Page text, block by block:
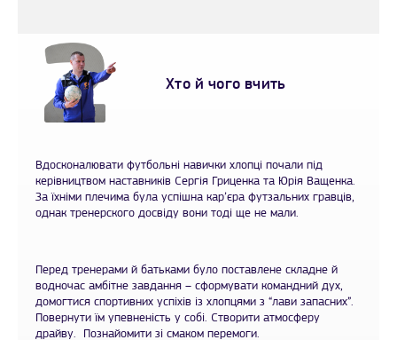
Хто й чого вчить
Вдосконалювати футбольні навички хлопці почали під
керівництвом наставників Сергія Гриценка та Юрія Ващенка.
За їхніми плечима була успішна кар’єра футзальних гравців,
однак тренерского досвіду вони тоді ще не мали.
Перед тренерами й батьками було поставлене складне й
водночас амбітне завдання – сформувати командний дух,
домогтися спортивних успіхів із хлопцями з “лави запасних”.
Повернути їм упевненість у собі. Створити атмосферу
драйву. Познайомити зі смаком перемоги.